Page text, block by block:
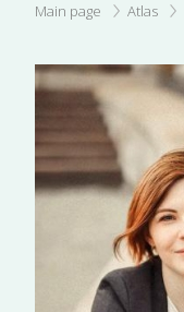
Main page Atlas